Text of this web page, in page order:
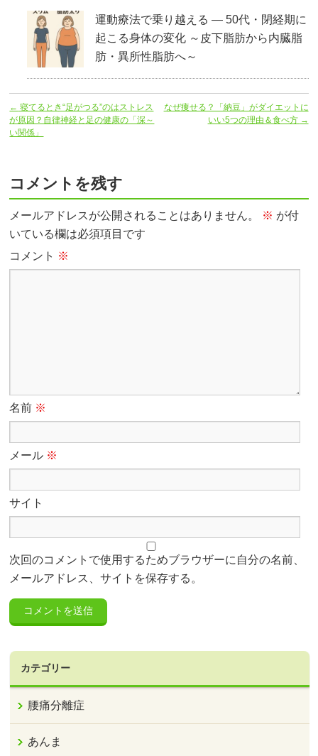
運動療法で乗り越える ― 50代・閉経期に
起こる身体の変化 ～皮下脂肪から内臓脂
肪・異所性脂肪へ～
← 寝てるとき“足がつる”のはストレス
が原因？自律神経と足の健康の「深～
い関係」
なぜ痩せる？「納豆」がダイエットに
いい5つの理由＆食べ方 →
コメントを残す
メールアドレスが公開されることはありません。 ※ が付
いている欄は必須項目です
コメント ※
名前 ※
メール ※
サイト
次回のコメントで使用するためブラウザーに自分の名前、
メールアドレス、サイトを保存する。
カテゴリー
腰痛分離症
あんま